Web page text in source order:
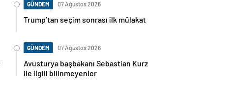
GÜNDEM 07 Ağustos 2026
Trump’tan seçim sonrası ilk mülakat
GÜNDEM 07 Ağustos 2026
Avusturya başbakanı Sebastian Kurz
ile ilgili bilinmeyenler